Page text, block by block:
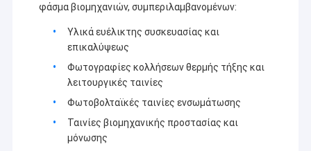
φάσμα βιομηχανιών, συμπεριλαμβανομένων:
Υλικά ευέλικτης συσκευασίας και
επικαλύψεως
Φωτογραφίες κολλήσεων θερμής τήξης και
λειτουργικές ταινίες
Φωτοβολταϊκές ταινίες ενσωμάτωσης
Ταινίες βιομηχανικής προστασίας και
μόνωσης